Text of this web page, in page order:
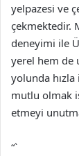
yelpazesi ve
çekmektedir.
deneyimi ile
yerel hem de
yolunda hızla
mutlu olmak
etmeyi
“`